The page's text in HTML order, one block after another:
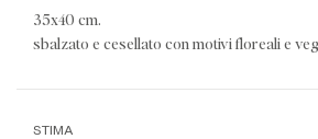
35x40 cm.
sbalzato e cesellato con motivi floreali e
STIMA